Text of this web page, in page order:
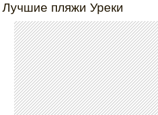
Лучшие пляжи Уреки